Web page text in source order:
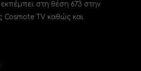
στη θέση 673 στην
Cosmote TV καθώς και